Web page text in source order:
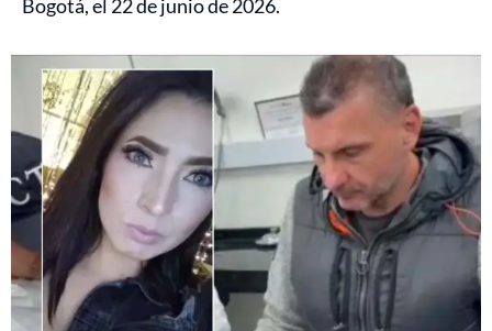
Bogotá, el 22 de junio de 2026.